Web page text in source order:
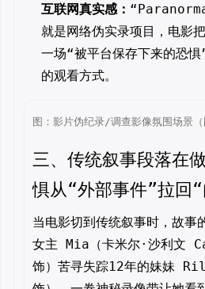
互联网真实感：
就是网络伪实录项目，电影
一场“被平台保存下来的恐
的观看方式。
图：影片伪纪录/调查影像氛围场景（
三、传统叙事段落在
惧从“外部事件”拉回
当电影切到传统叙事时，故事
女主 Mia（卡米尔·沙利
饰）苦寻失踪12年的妹妹